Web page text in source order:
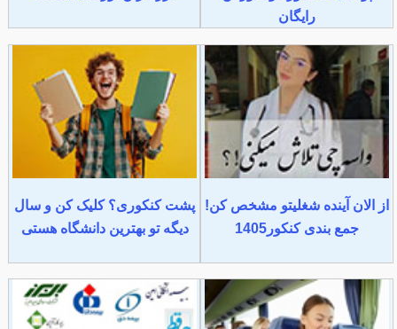
رایگان
از الان آینده شغلیتو مشخص کن!
جمع بندی کنکور1405
پشت کنکوری؟ کلیک کن و سال
دیگه تو بهترین دانشگاه هستی